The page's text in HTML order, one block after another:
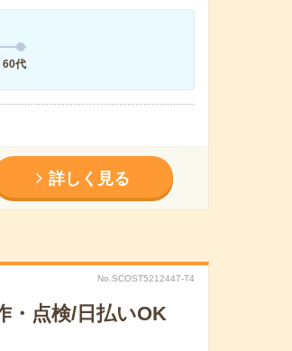
60代
詳しく見る
No.SCOST5212447-T4
・点検/日払いOK